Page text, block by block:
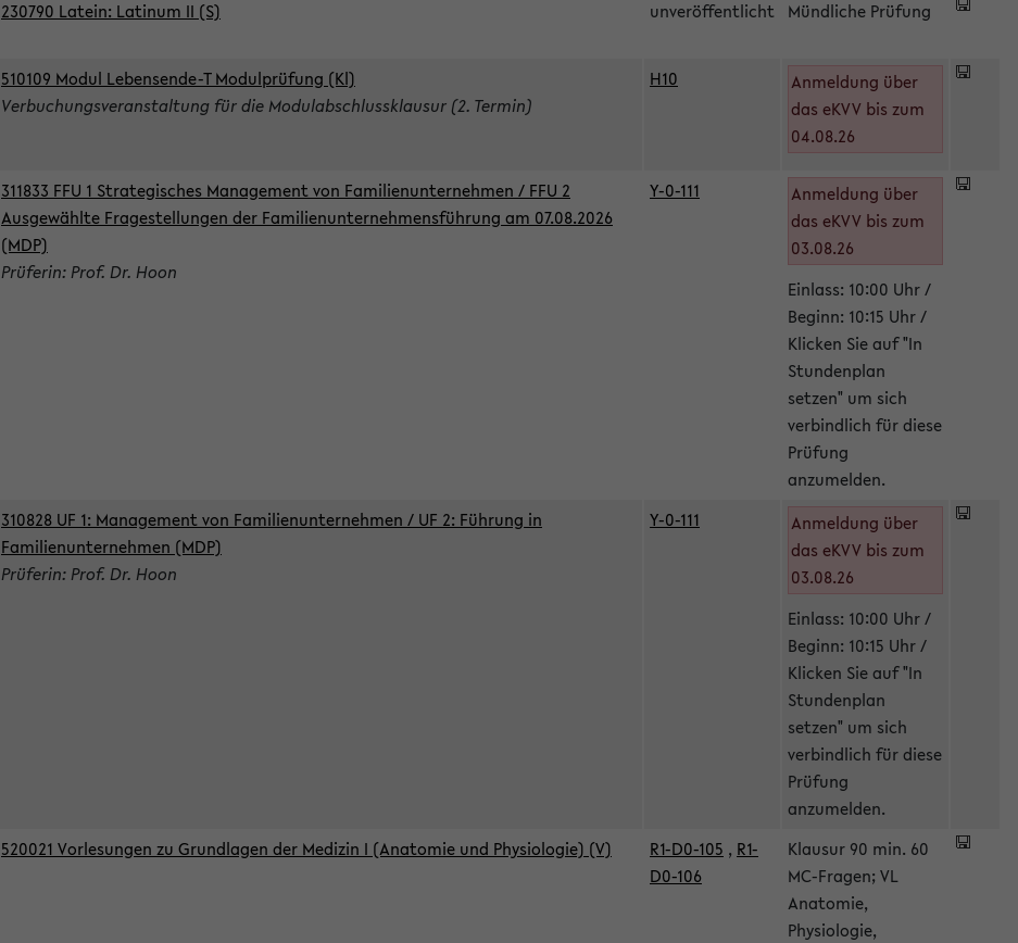
230790 Latein: Latinum II (S) unveröffentlicht Mündliche Prüfung
510109 Modul Lebensende-T Modulprüfung (Kl)
Verbuchungsveranstaltung für die Modulabschlussklausur (2. Termin)
H10
Anmeldung über
das eKVV bis zum
04.08.26
311833 FFU 1 Strategisches Management von Familienunternehmen / FFU 2
Ausgewählte Fragestellungen der Familienunternehmensführung am 07.08.2026
(MDP)
Prüferin: Prof. Dr. Hoon
Y-0-111
Anmeldung über
das eKVV bis zum
03.08.26
Einlass: 10:00 Uhr /
Beginn: 10:15 Uhr /
Klicken Sie auf "In
Stundenplan
setzen" um sich
verbindlich für diese
Prüfung
anzumelden.
310828 UF 1: Management von Familienunternehmen / UF 2: Führung in
Familienunternehmen (MDP)
Prüferin: Prof. Dr. Hoon
Y-0-111
Anmeldung über
das eKVV bis zum
03.08.26
Einlass: 10:00 Uhr /
Beginn: 10:15 Uhr /
Klicken Sie auf "In
Stundenplan
setzen" um sich
verbindlich für diese
Prüfung
anzumelden.
520021 Vorlesungen zu Grundlagen der Medizin I (Anatomie und Physiologie) (V) R1-D0-105 , R1-
D0-106
Klausur 90 min. 60
MC-Fragen; VL
Anatomie,
Physiologie,